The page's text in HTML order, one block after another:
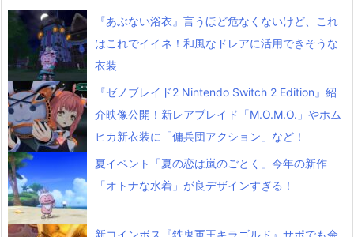
『あぶない浴衣』言うほど危なくないけど、これ
はこれでイイネ！和風なドレアに活用できそうな
衣装
『ゼノブレイド2 Nintendo Switch 2 Edition』紹
介映像公開！新レアブレイド「M.O.M.O.」やホム
ヒカ新衣装に「傭兵団アクション」など！
夏イベント「夏の恋は嵐のごとく」今年の新作
「オトナな水着」が良デザインすぎる！
新コインボス『鉄鬼軍王キラゴルド』サポでも余